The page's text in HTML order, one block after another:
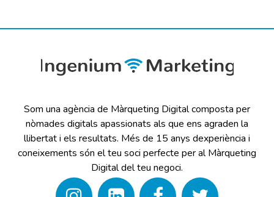
Som una agència de Màrqueting Digital composta per
nòmades digitals apassionats als que ens agraden la
llibertat i els resultats. Més de 15 anys dexperiència i
coneixements són el teu soci perfecte per al Màrqueting
Digital del teu negoci.